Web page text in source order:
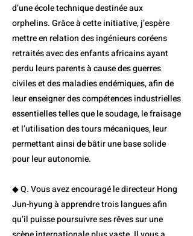
d’une école technique destinée aux
orphelins. Grâce à cette initiative, j’espère
mettre en relation des ingénieurs coréens
retraités avec des enfants africains ayant
perdu leurs parents à cause des guerres
civiles et des maladies endémiques, afin de
leur enseigner des compétences industrielles
essentielles telles que le soudage, le fraisage
et l’utilisation des tours mécaniques, leur
permettant ainsi de bâtir une base solide
pour leur autonomie.
◆ Q. Vous avez encouragé le directeur Hong
Jun-hyung à apprendre trois langues afin
qu’il puisse poursuivre ses rêves sur une